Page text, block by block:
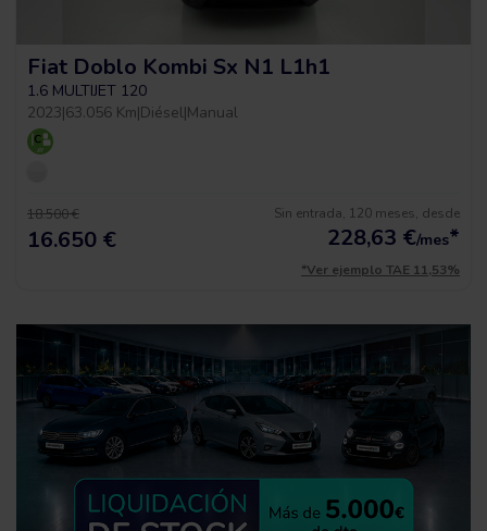
Fiat Doblo Kombi Sx N1 L1h1
1.6 MULTIJET 120
2023|63.056 Km|Diésel|Manual
18.500 €
16.650 €
Sin entrada, 120 meses, desde
228,63 €/mes*
*Ver ejemplo TAE 11,53%